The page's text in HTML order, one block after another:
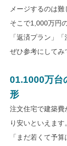
メージするのは難
そこで1,000万円
「返済プラン」
ぜひ参考にしてみ
01.1000万台
形
注文住宅で建築費
り安いといえます。
「まだ若くて予